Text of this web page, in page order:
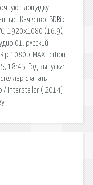
площадку
Качество: BDRip
1920x1080 (16:9),
01: русский.
1080p IMAX Edition
18:45. Год выпуска:
скачать
/ Interstellar ( 2014)